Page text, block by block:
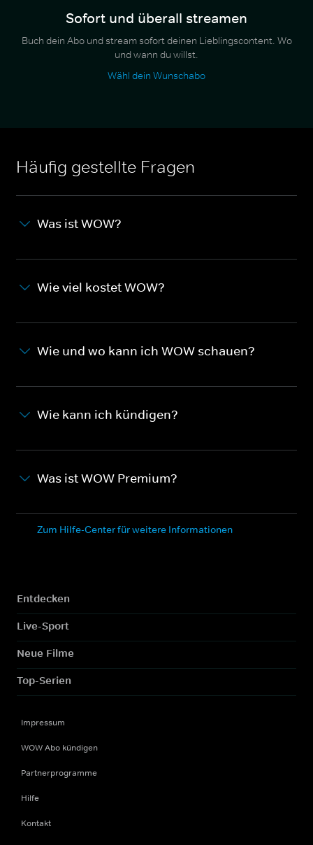
Sofort und überall streamen
Buch dein Abo und stream sofort deinen Lieblingscontent. Wo
und wann du willst.
Wähl dein Wunschabo
Häufig gestellte Fragen
Was ist WOW?
Wie viel kostet WOW?
Wie und wo kann ich WOW schauen?
Wie kann ich kündigen?
Was ist WOW Premium?
Zum Hilfe-Center für weitere Informationen
Entdecken
Live-Sport
Neue Filme
Top-Serien
Impressum
WOW Abo kündigen
Partnerprogramme
Hilfe
Kontakt